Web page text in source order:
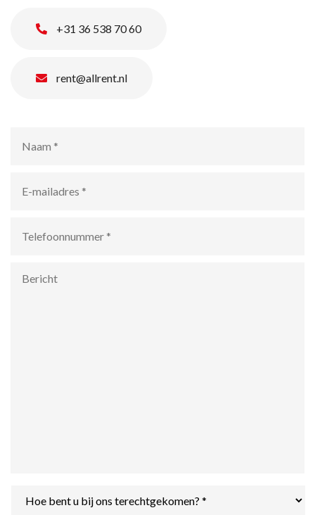
+31 36 538 70 60
rent@allrent.nl
mailadres *
bent